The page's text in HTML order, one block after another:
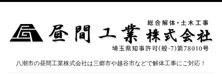
八潮市の昼間工業株式会社は三郷市や越谷市などで解体工事にご対応！